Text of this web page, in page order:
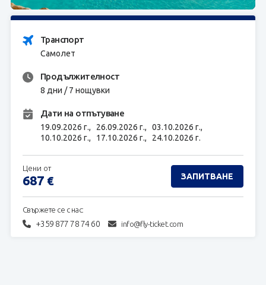
Транспорт
Самолет
Продължителност
8 дни / 7 нощувки
Дати на отпътуване
19.09.2026 г., 26.09.2026 г., 03.10.2026 г.,
10.10.2026 г., 17.10.2026 г., 24.10.2026 г.
Свържете се с нас:
+359 877 78 74 60 info@fly-ticket.com
Цени от
687 € ЗАПИТВАНЕ